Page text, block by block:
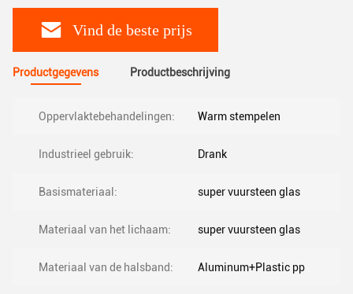
Vind de beste prijs
Productgegevens Productbeschrijving
Oppervlaktebehandelingen: Warm stempelen
Industrieel gebruik: Drank
Basismateriaal: super vuursteen glas
Materiaal van het lichaam: super vuursteen glas
Materiaal van de halsband: Aluminum+Plastic pp